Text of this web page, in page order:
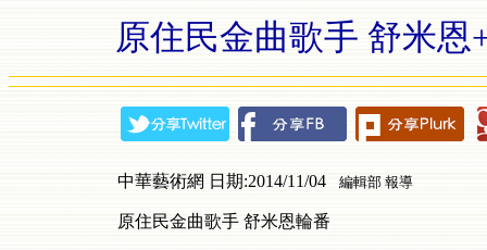
原住民金曲歌手 舒米恩
中華藝術網 日期:2014/11/04 編輯部 報導
原住民金曲歌手 舒米恩輪番